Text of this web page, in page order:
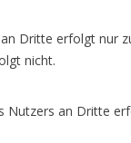
Dritte erfolgt nur
nicht.
Nutzers an Dritte